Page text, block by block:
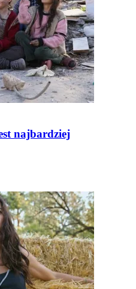
najbardziej